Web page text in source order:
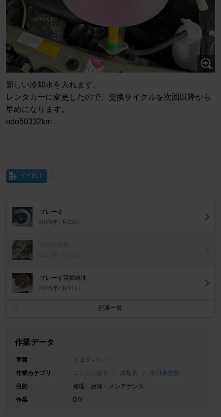
新しい冷却水を入れます。
レンタカーに変更したので、交換サイクルを次回以降から
早めになります。
odo50332km
イイね！
ブレーキ
2025年7月23日
ブレーキ清掃給油
2025年7月11日
記事一覧
作業データ
車種
トヨタ パッソ
作業カテゴリ
エンジン廻り 冷却系
冷却水交換
目的
修理・故障・メンテナンス
作業
DIY